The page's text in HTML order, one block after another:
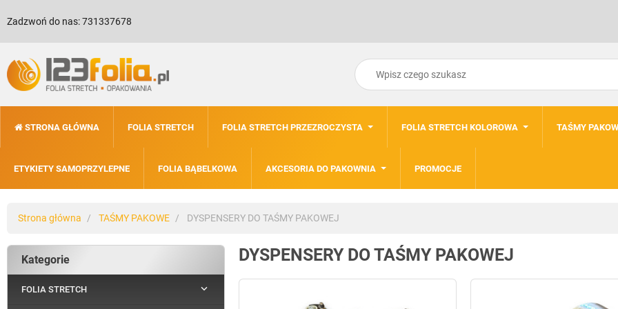
Zadzwoń do nas:731337678
STRONA GŁÓWNA FOLIA STRETCH FOLIA STRETCH PRZEZROCZYSTA FOLIA STRETCH KOLOROWA TAŚMY
ETYKIETY SAMOPRZYLEPNE FOLIA BĄBELKOWA AKCESORIA DO PAKOWNIA PROMOCJE
Strona główna TAŚMY PAKOWE DYSPENSERY DO TAŚMY PAKOWEJ
Kategorie
FOLIA STRETCH 
DYSPENSERY DO TAŚMY PAKOWEJ